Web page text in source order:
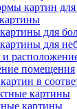
картин
для
для
помещения
в
картины
картины